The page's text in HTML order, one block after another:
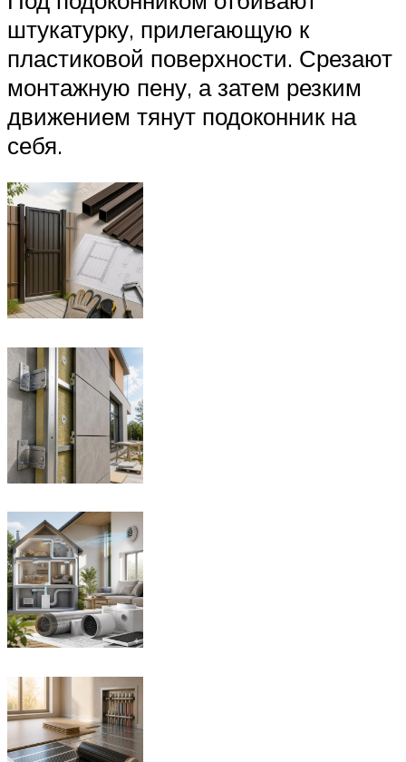
штукатурку, прилегающую к
пластиковой поверхности. Срезают
монтажную пену, а затем резким
движением тянут подоконник на
себя.